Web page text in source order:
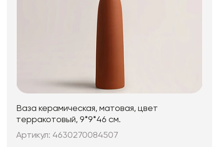
Ваза керамическая, матовая, цвет
терракотовый, 9*9*46 см.
Артикул: 4630270084507